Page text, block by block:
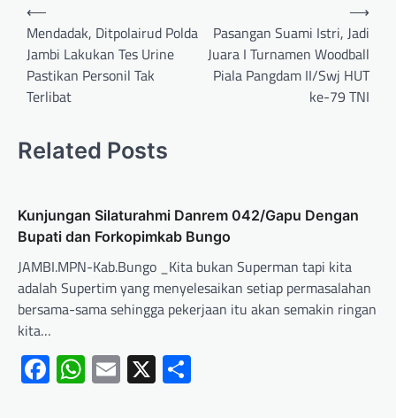
⟵
Mendadak, Ditpolairud Polda
Jambi Lakukan Tes Urine
Pastikan Personil Tak
Terlibat
Pasangan Suami Istri, Jadi
Juara I Turnamen Woodball
Piala Pangdam II/Swj HUT
ke-79 TNI
⟶
Related Posts
Kunjungan Silaturahmi Danrem 042/Gapu Dengan
Bupati dan Forkopimkab Bungo
JAMBI.MPN-Kab.Bungo _Kita bukan Superman tapi kita
adalah Supertim yang menyelesaikan setiap permasalahan
bersama-sama sehingga pekerjaan itu akan semakin ringan
kita…
Facebook
WhatsApp
Email
X